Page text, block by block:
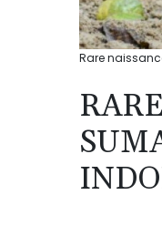
Rare